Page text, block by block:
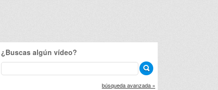
¿Buscas algún vídeo?
búsqueda avanzada »